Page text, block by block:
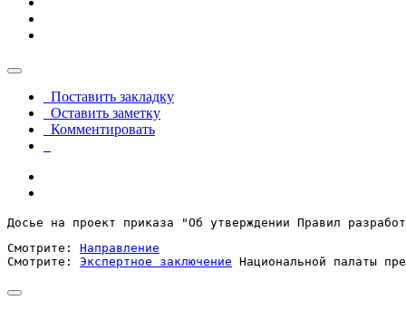
Поставить закладку
Оставить заметку
Комментировать
Досье на проект приказа "Об утверждении Правил
Смотрите: Направление
Смотрите: Экспертное заключение Национальной палаты